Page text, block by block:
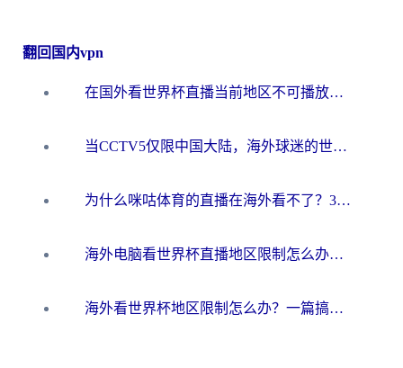
翻回国内vpn
在国外看世界杯直播当前地区不可播放？海外党必看的回国加速全攻略
当CCTV5仅限中国大陆，海外球迷的世界杯狂欢如何继续？
为什么咪咕体育的直播在海外看不了？3步解决海外看世界杯+抖音地区限制难题
海外电脑看世界杯直播地区限制怎么办？你需要一个聪明的加速器
海外看世界杯地区限制怎么办？一篇搞定咪咕视频播放+国内资源无缝访问指南